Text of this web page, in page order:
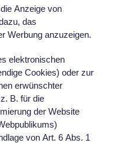
Anzeige von
das
Werbung anzuzeigen.
elektronischen
Cookies) oder zur
erwünschter
B. für die
der Website
von Art. 6 Abs. 1